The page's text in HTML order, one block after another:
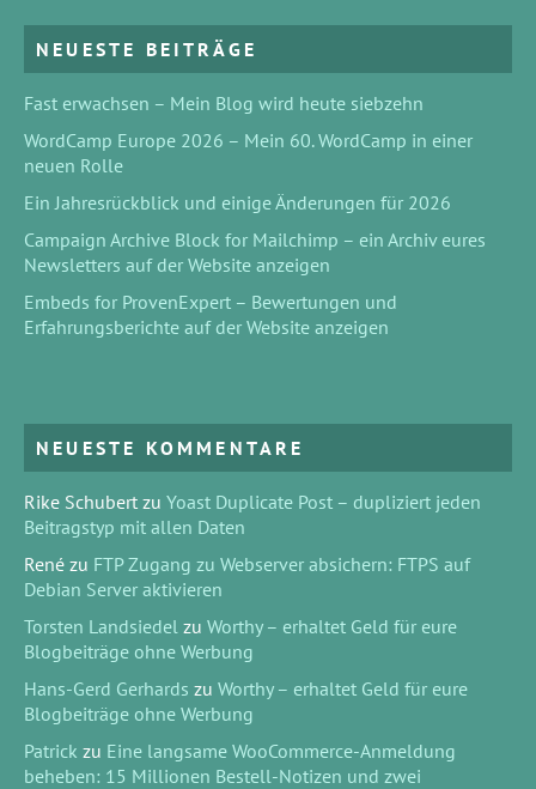
NEUESTE BEITRÄGE
Fast erwachsen – Mein Blog wird heute siebzehn
WordCamp Europe 2026 – Mein 60. WordCamp in einer
neuen Rolle
Ein Jahresrückblick und einige Änderungen für 2026
Campaign Archive Block for Mailchimp – ein Archiv eures
Newsletters auf der Website anzeigen
Embeds for ProvenExpert – Bewertungen und
Erfahrungsberichte auf der Website anzeigen
NEUESTE KOMMENTARE
Rike Schubert zu Yoast Duplicate Post – dupliziert jeden
Beitragstyp mit allen Daten
René zu FTP Zugang zu Webserver absichern: FTPS auf
Debian Server aktivieren
Torsten Landsiedel zu Worthy – erhaltet Geld für eure
Blogbeiträge ohne Werbung
Hans-Gerd Gerhards zu Worthy – erhaltet Geld für eure
Blogbeiträge ohne Werbung
Patrick zu Eine langsame WooCommerce-Anmeldung
beheben: 15 Millionen Bestell-Notizen und zwei